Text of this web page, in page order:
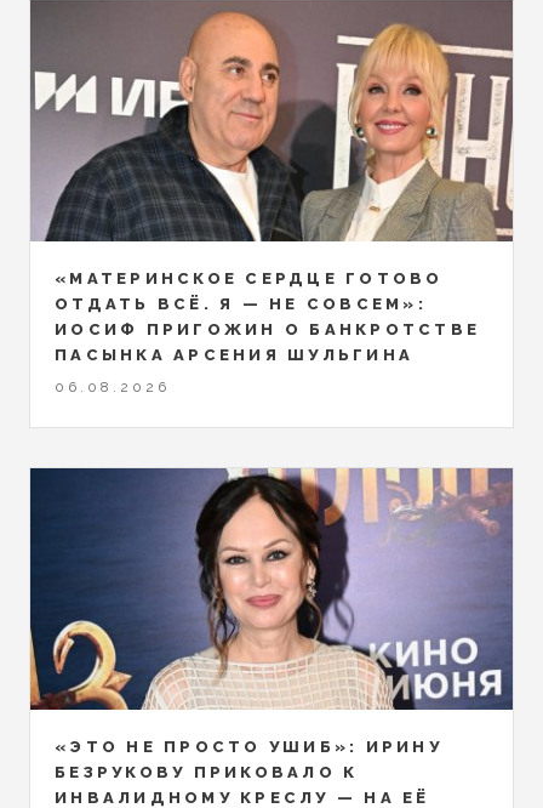
«МАТЕРИНСКОЕ СЕРДЦЕ ГОТОВО
ОТДАТЬ ВСЁ. Я — НЕ СОВСЕМ»:
ИОСИФ ПРИГОЖИН О БАНКРОТСТВЕ
ПАСЫНКА АРСЕНИЯ ШУЛЬГИНА
06.08.2026
«ЭТО НЕ ПРОСТО УШИБ»: ИРИНУ
БЕЗРУКОВУ ПРИКОВАЛО К
ИНВАЛИДНОМУ КРЕСЛУ — НА ЕЁ